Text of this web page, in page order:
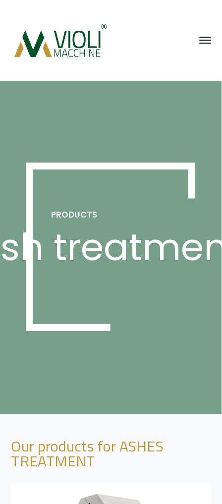
PRODUCTS
Our products for ASHES
TREATMENT